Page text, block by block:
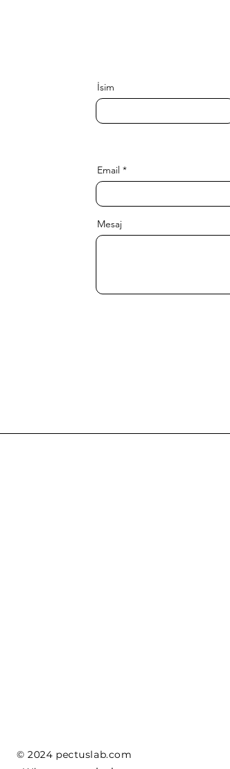
كيف تُقيَّم شدة الصدر المقعر؟
İsim
Email
Mesaj
© 2024 pectuslab.com